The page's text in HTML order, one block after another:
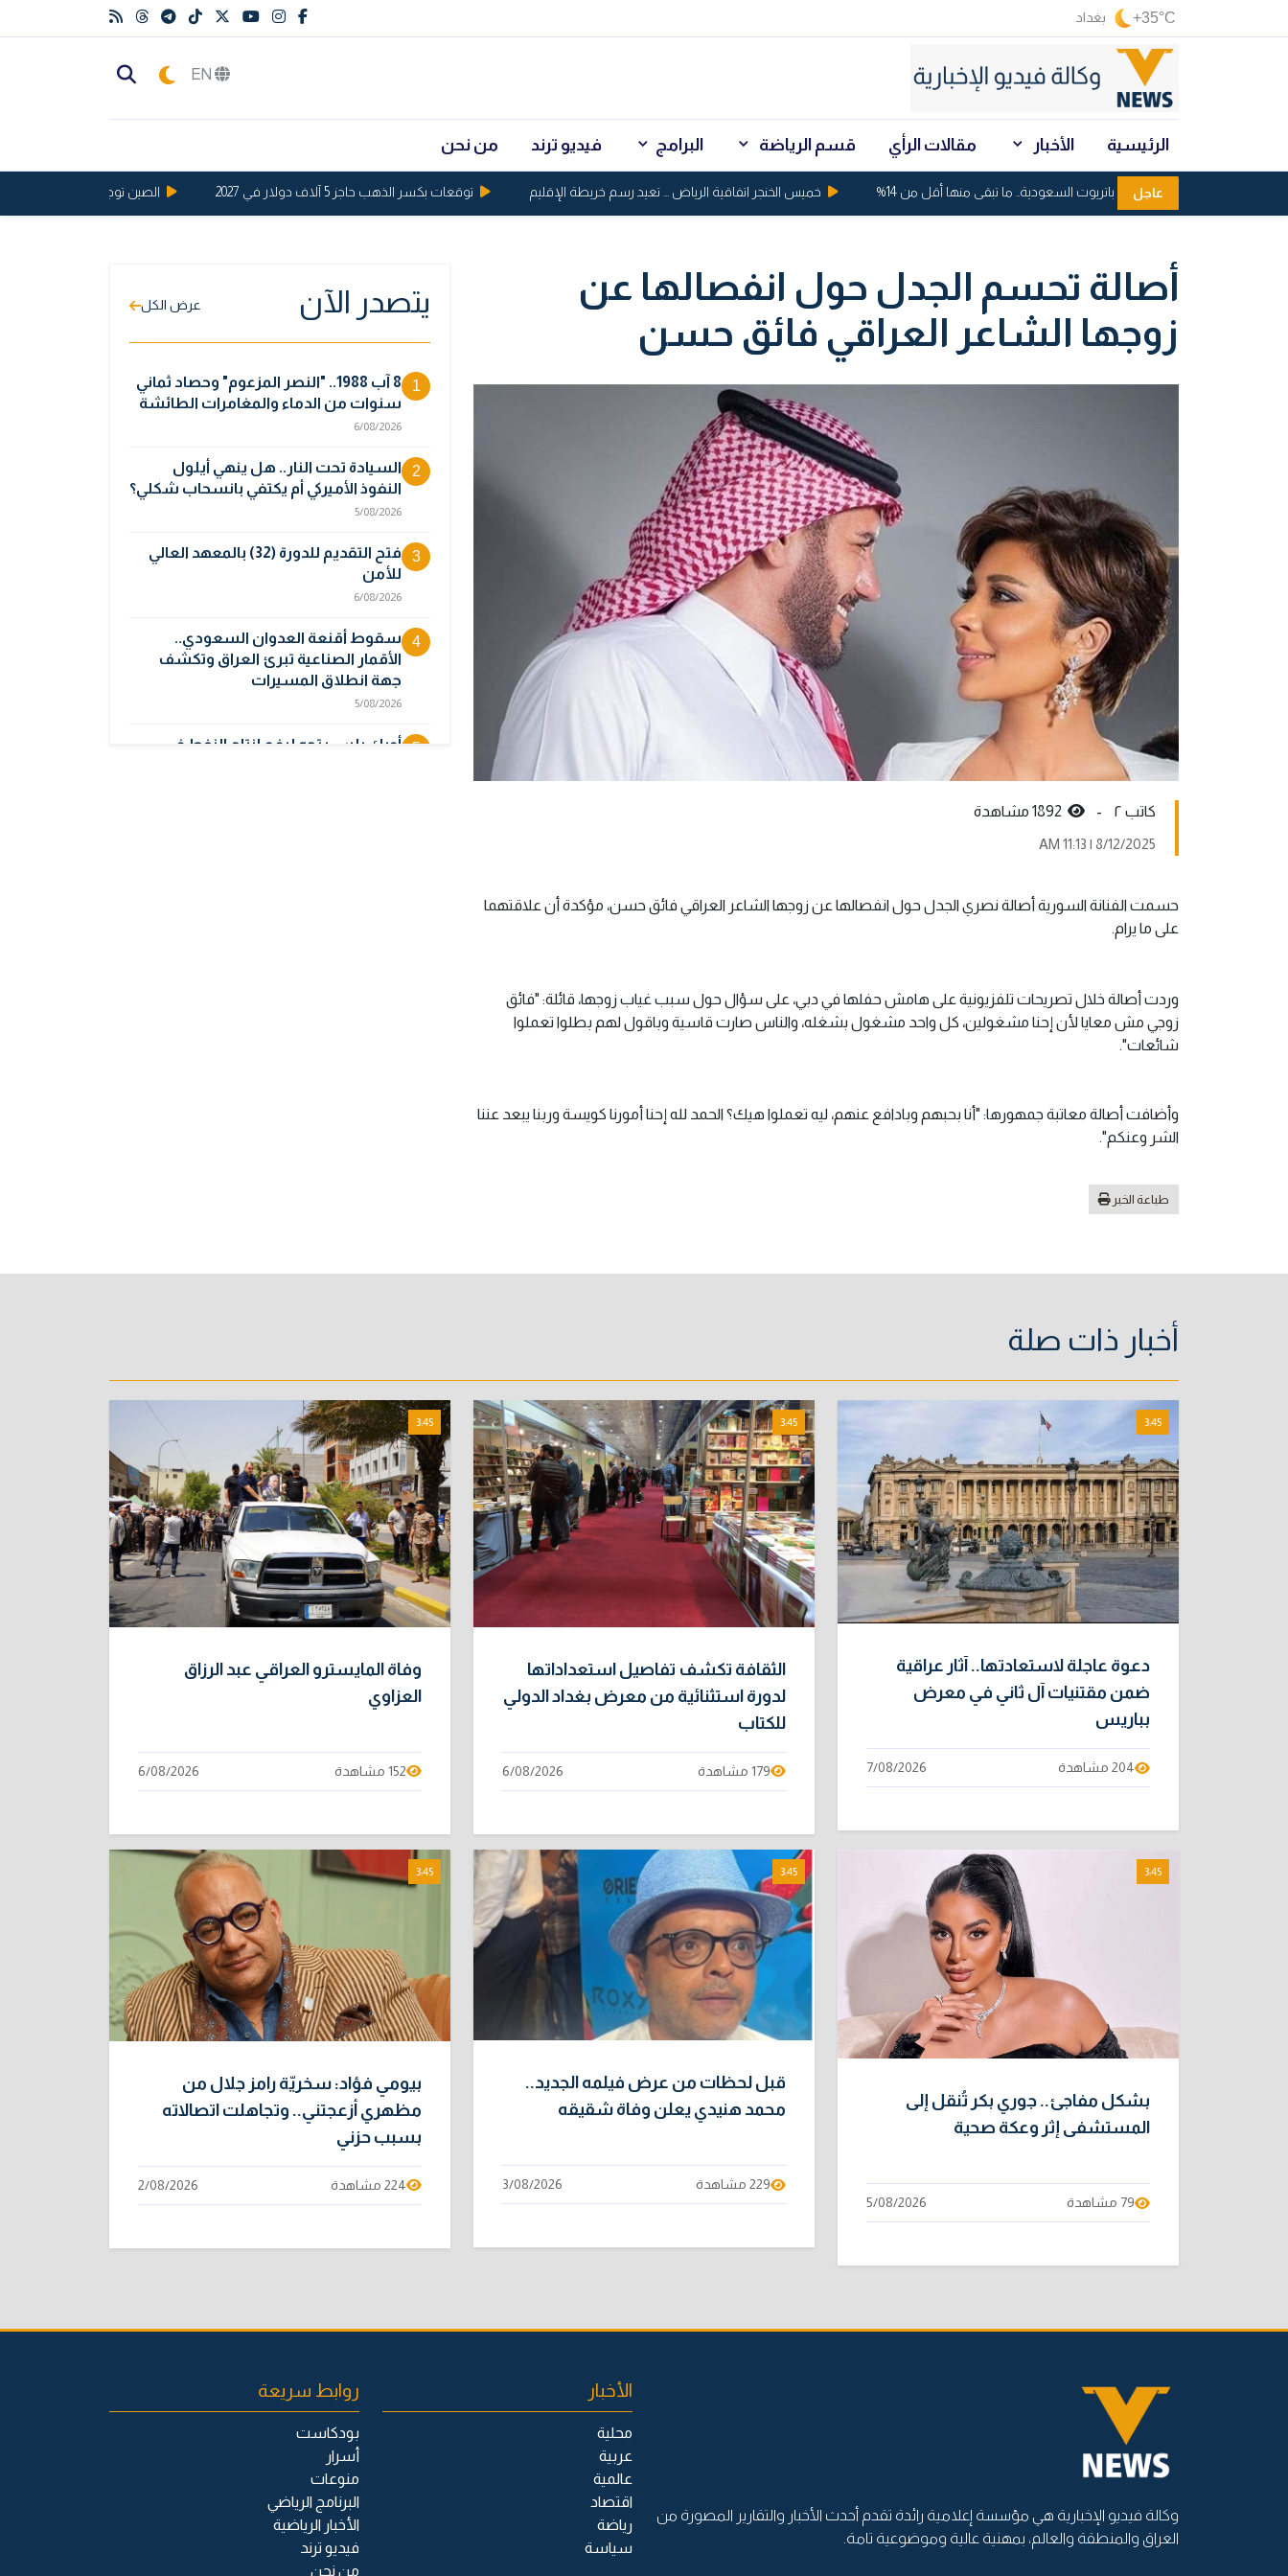
+35°C بغداد
الرئيسية الأخبار مقالات الرأي قسم الرياضة البرامج فيديو ترند من نحن
عاجل
استنزاف صواريخ باتريوت السعودية.. ما تبقى منها أقل من 14% خميس الخنجر اتفاقية الرياض ... تعيد رسم خريطة الإقليم توقعات بكسر الذهب حاجز 5 آلاف دولار في 2027 الصين توجه ضربة قوية للولايات
أصالة تحسم الجدل حول انفصالها عن
زوجها الشاعر العراقي فائق حسن
کاتب ٢ -
8/12/2025 | 11:13 AM
حسمت الفنانة السورية أصالة نصري الجدل حول انفصالها عن زوجها الشاعر العراقي فائق حسن، مؤكدة أن علاقتهما
على ما يرام.
وردت أصالة خلال تصريحات تلفزيونية على هامش حفلها في دبي، على سؤال حول سبب غياب زوجها، قائلة: "فائق
زوجي مش معايا لأن إحنا مشغولين، كل واحد مشغول بشغله، والناس صارت قاسية وباقول لهم بطلوا تعملوا
شائعات".
وأضافت أصالة معاتبة جمهورها: "أنا بحبهم وبادافع عنهم، ليه تعملوا هيك؟ الحمد لله إحنا أمورنا كويسة وربنا يبعد عننا
الشر وعنكم".
طباعة الخبر
يتصدر الآن عرض الكل
1
8 آب 1988.. "النصر المزعوم" وحصاد ثماني
سنوات من الدماء والمغامرات الطائشة
6/08/2026
2
السيادة تحت النار.. هل ينهي أيلول
النفوذ الأميركي أم يكتفي بانسحاب شكلي؟
5/08/2026
3
فتح التقديم للدورة (32) بالمعهد العالي
للأمن
6/08/2026
4
سقوط أقنعة العدوان السعودي..
الأقمار الصناعية تبرئ العراق وتكشف
جهة انطلاق المسيرات
5/08/2026
5
أوبك بلس يتجه لرفع إنتاج النفط في
أخبار ذات صلة
3:45
دعوة عاجلة لاستعادتها.. آثار عراقية
ضمن مقتنيات آل ثاني في معرض
بباريس
204 مشاهدة 7/08/2026
3:45
الثقافة تكشف تفاصيل استعداداتها
لدورة استثنائية من معرض بغداد الدولي
للكتاب
179 مشاهدة 6/08/2026
3:45
وفاة المايسترو العراقي عبد الرزاق
العزاوي
152 مشاهدة 6/08/2026
3:45
بشكل مفاجئ.. جوري بكر تُنقل إلى
المستشفى إثر وعكة صحية
79 مشاهدة 5/08/2026
3:45
قبل لحظات من عرض فيلمه الجديد..
محمد هنيدي يعلن وفاة شقيقه
229 مشاهدة 3/08/2026
3:45
بيومي فؤاد: سخريّة رامز جلال من
مظهري أزعجتني.. وتجاهلت اتصالاته
بسبب حزني
224 مشاهدة 2/08/2026
وكالة فيديو الإخبارية هي مؤسسة إعلامية رائدة تقدم أحدث الأخبار والتقارير المصورة من
العراق والمنطقة والعالم، بمهنية عالية وموضوعية تامة.
الأخبار
محلية
عربية
عالمية
اقتصاد
رياضة
سياسة
روابط سريعة
بودكاست
أسرار
منوعات
البرنامج الرياضي
الأخبار الرياضية
فيديو ترند
من نحن